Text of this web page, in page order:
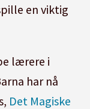
en viktig
lærere i
har nå
Det Magiske